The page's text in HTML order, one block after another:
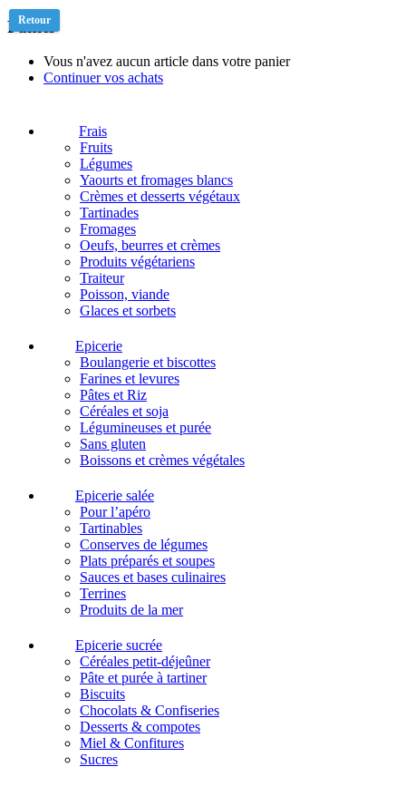
Panier
Vous n'avez aucun article dans votre panier
Continuer vos achats
Frais
Fruits
Légumes
Yaourts et fromages blancs
Crèmes et desserts végétaux
Tartinades
Fromages
Oeufs, beurres et crèmes
Produits végétariens
Traiteur
Poisson, viande
Glaces et sorbets
Epicerie
Boulangerie et biscottes
Farines et levures
Pâtes et Riz
Céréales et soja
Légumineuses et purée
Sans gluten
Boissons et crèmes végétales
Epicerie salée
Pour l’apéro
Tartinables
Conserves de légumes
Plats préparés et soupes
Sauces et bases culinaires
Terrines
Produits de la mer
Epicerie sucrée
Céréales petit-déjeûner
Pâte et purée à tartiner
Biscuits
Chocolats & Confiseries
Desserts & compotes
Miel & Confitures
Sucres
Retour